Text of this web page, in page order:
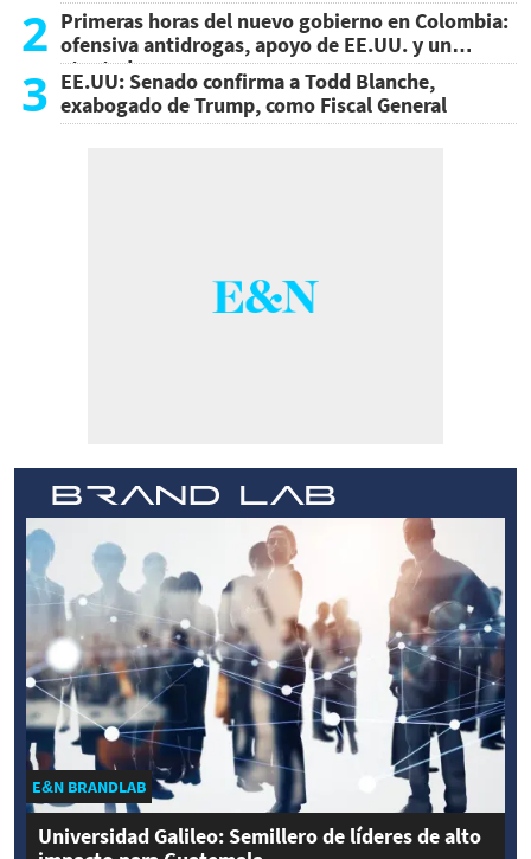
2 Primeras horas del nuevo gobierno en Colombia:
ofensiva antidrogas, apoyo de EE.UU. y un
atentado
3 EE.UU: Senado confirma a Todd Blanche,
exabogado de Trump, como Fiscal General
E&N BRANDLAB
Universidad Galileo: Semillero de líderes de alto